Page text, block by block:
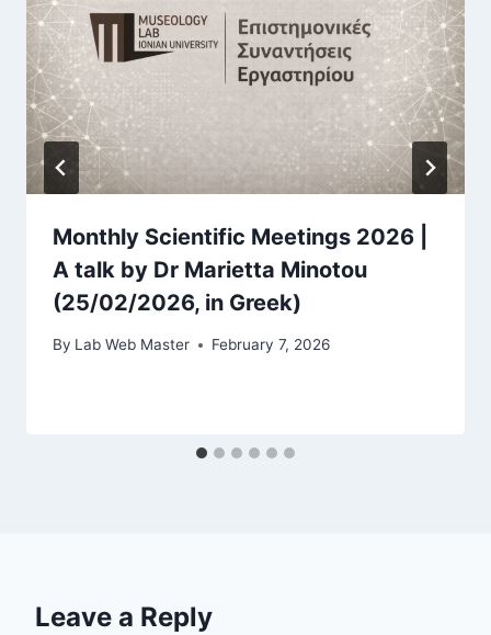
Monthly Scientific Meetings 2026 |
A talk by Dr Marietta Minotou
(25/02/2026, in Greek)
By Lab Web Master February 7, 2026
Leave a Reply